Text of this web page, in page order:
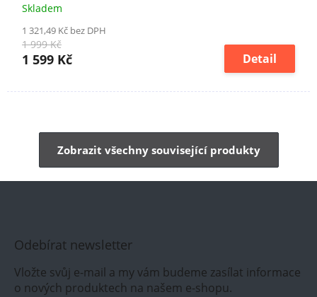
Skladem
1 321,49 Kč bez DPH
1 999 Kč
1 599 Kč Detail
Zobrazit všechny související produkty
Odebírat newsletter
Vložte svůj e-mail a my vám budeme zasílat informace
o nových produktech na našem e-shopu.